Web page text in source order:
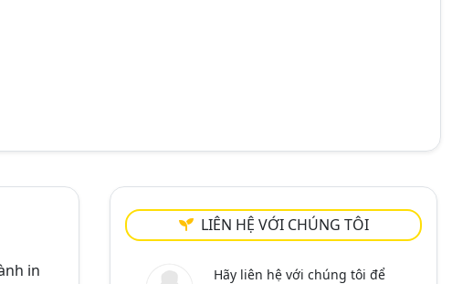
in
LIÊN HỆ VỚI CHÚNG TÔI
Hãy liên hệ với chúng tôi để